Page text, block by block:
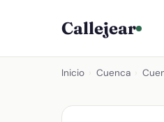
Callejear
Inicio Cuenca